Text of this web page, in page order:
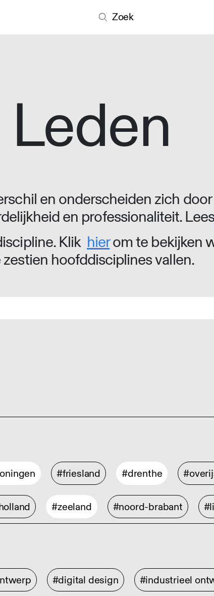
Zoek
Leden
en onderscheiden zich
en professionaliteit.
Klik hierom te bekijken
zestien hoofddisciplines vallen.
#friesland #drenthe
#zeeland #noord-brabant
#digital design #industrieel